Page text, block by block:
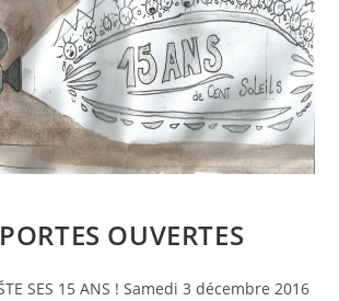
OUVERTES
SES 15 ANS ! Samedi 3 décembre 2016